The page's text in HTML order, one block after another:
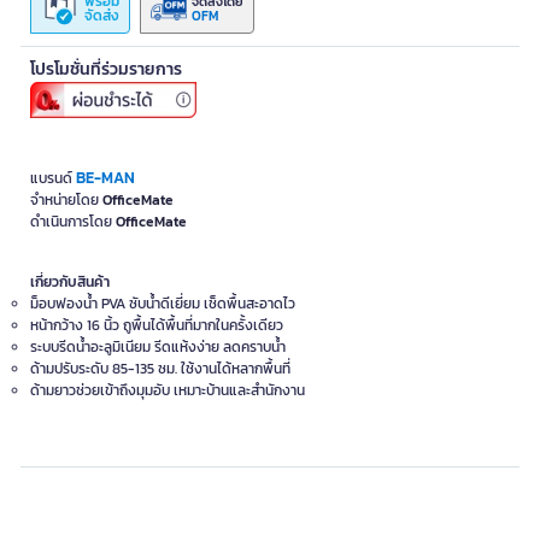
แบรนด์BE-MAN
จำหน่ายโดยOfficeMate
ดำเนินการโดยOfficeMate
จัดส่ง OFM
โปรโมชั่นที่ร่วมรายการ
เกี่ยวกับสินค้า
ม็อบฟองน้ำ PVA ซับน้ำดีเยี่ยม เช็ดพื้นสะอาดไว
หน้ากว้าง 16 นิ้ว ถูพื้นได้พื้นที่มากในครั้งเดียว
ระบบรีดน้ำอะลูมิเนียม รีดแห้งง่าย ลดคราบน้ำ
ด้ามปรับระดับ 85-135 ซม. ใช้งานได้หลากพื้นที่
ด้ามยาวช่วยเข้าถึงมุมอับ เหมาะบ้านและสำนักงาน